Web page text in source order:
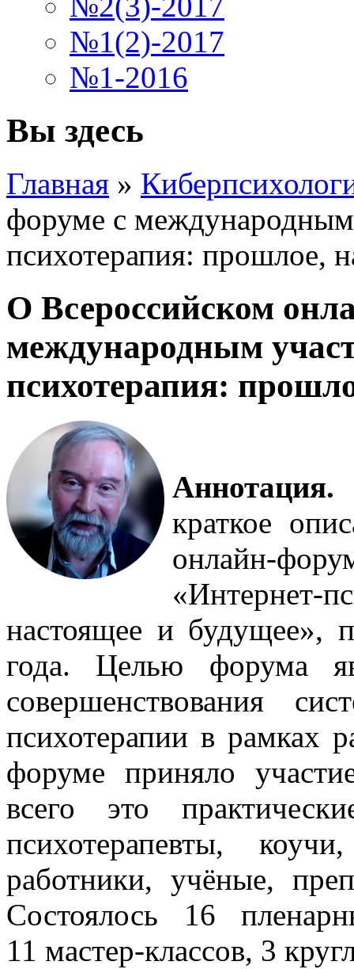
№1(2)-2017
№1-2016
Вы здесь
Главная »
форуме с
психотерапия: прошлое,
О Всероссийском
международным
психотерапия:
Аннотация.
краткое
онлайн-
настоящее и
года. Целью форума
совершенствования
психотерапии в рамках
форуме приняло
всего это
психотерапевты,
работники, учёные,
Состоялось 16
11 мастер-классов, 3